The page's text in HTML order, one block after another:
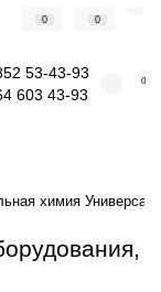
0 0
53-43-93
603 43-93
0
химия Универсал